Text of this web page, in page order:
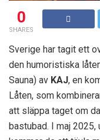
0
SHARES
Sverige har tagit ett
den humoristiska
Sauna) av KAJ, en
Låten, som
att släppa taget om
bastubad. I maj